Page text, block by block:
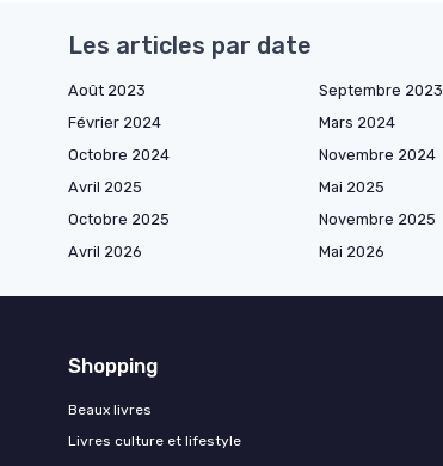
Les articles par date
Août 2023 Septembre 2023
Février 2024
Mars 2024
Octobre 2024
Novembre 2024
Avril 2025
Mai 2025
Octobre 2025
Novembre 2025
Avril 2026
Mai 2026
Shopping
Beaux livres
Livres culture et lifestyle